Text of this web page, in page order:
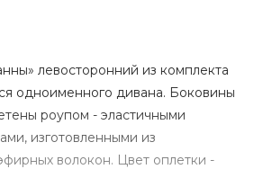
левосторонний из комплекта
одноименного дивана. Боковины
роупом - эластичными
изготовленными из
волокон. Цвет оплетки -